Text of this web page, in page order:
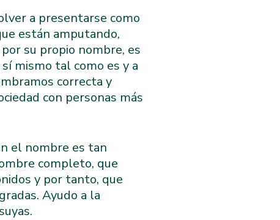
a presentarse como
están amputando,
su propio nombre, es
mismo tal como es y a
correcta y
con personas más
el nombre es tan
completo, que
y por tanto, que
Ayudo a la